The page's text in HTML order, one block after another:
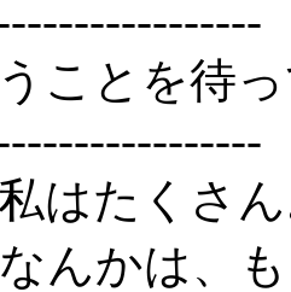
ことを待
はたくさ
んかは、